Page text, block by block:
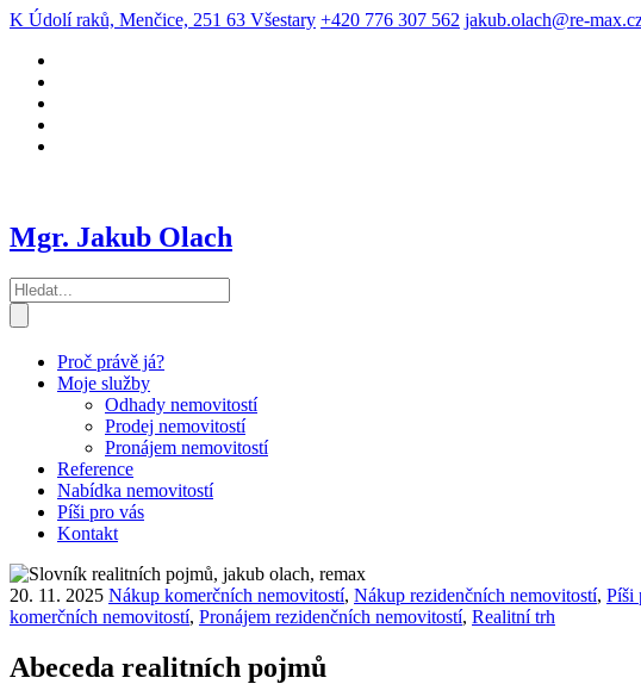
K Údolí raků, Menčice, 251 63 Všestary +420 776 307 562 jakub.olach@re-
Mgr. Jakub Olach
Proč právě já?
Moje služby
Odhady nemovitostí
Prodej nemovitostí
Pronájem nemovitostí
Reference
Nabídka nemovitostí
Píši pro vás
Kontakt
20. 11. 2025 Nákup komerčních nemovitostí, Nákup rezidenčních nemovitostí, Píši
komerčních nemovitostí, Pronájem rezidenčních nemovitostí, Realitní trh
Abeceda realitních pojmů